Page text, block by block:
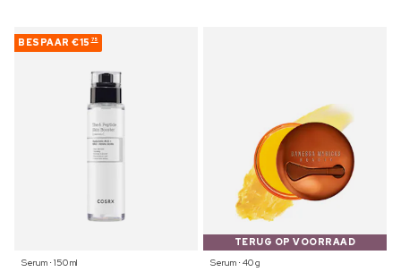
BESPAAR €15 75
Serum ⋅ 150 ml
TERUG OP VOORRAAD
Serum ⋅ 40 g